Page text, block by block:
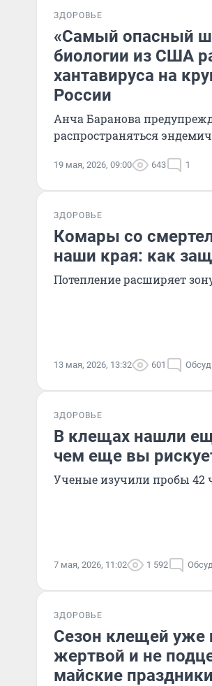
ЗДОРОВЬЕ
«Самый опасный
биологии из США
хантавируса на
России
Анча Баранова
распространяться
19 мая, 2026, 09:00 643 1
ЗДОРОВЬЕ
Комары со
наши края: как
Потепление расширяет
13 мая, 2026, 13:32 601
ЗДОРОВЬЕ
В клещах нашли
чем еще вы
Ученые изучили пробы 42
7 мая, 2026, 11:02 1 592
ЗДОРОВЬЕ
Сезон клещей уже
жертвой и не
майские праздники